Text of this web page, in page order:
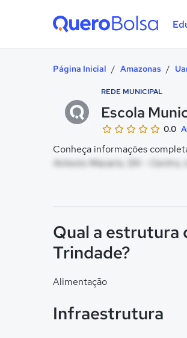
Página Inicial / Amazonas /
REDE MUNICIPAL
Escola
0.0
Conheça informações
Antonio Macario, SN - Centro,
Qual a estrutura
Trindade?
Alimentação
Infraestrutura